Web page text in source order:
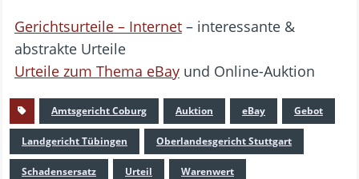
Gerichtsurteile – Internet – interessante &
abstrakte Urteile
Urteile zum Thema eBay und Online-Auktion
Amtsgericht Coburg Auktion eBay Gebot
Landgericht Tübingen Oberlandesgericht Stuttgart
Schadensersatz Urteil Warenwert